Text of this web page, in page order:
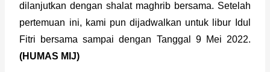
dilanjutkan dengan shalat maghrib bersama. Setelah
pertemuan ini, kami pun dijadwalkan untuk libur Idul
(HUMAS MIJ)